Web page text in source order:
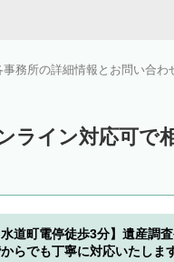
事務所の詳細情報とお問い合
ライン対応可で
水道町電停徒歩3分】遺産調
からでも丁寧に対応いたしま